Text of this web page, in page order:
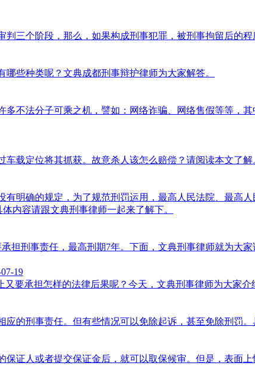
三个阶段，那么，如果构成刑事犯罪，被刑事拘留后的
些种类呢？文典成都刑事辩护律师为大家解答。
不法分子可乘之机，譬如：网络诈骗、网络售假等等，
载定位将其抓获。故意杀人该怎么赔偿？请阅读本文了解
明确的规定，为了规范刑罚运用，最高人民法院、最高
内容请跟文典刑事律师一起来了解下。
担刑事责任，最高刑期7年。下面，文典刑事律师就为大家
19
要承担怎样的法律后果呢？今天，文典刑事律师为大家介
的刑事责任。但有些情况可以免除起诉，甚至免除刑罚
证人或者提交保证金后，就可以取保候审。但是，表面